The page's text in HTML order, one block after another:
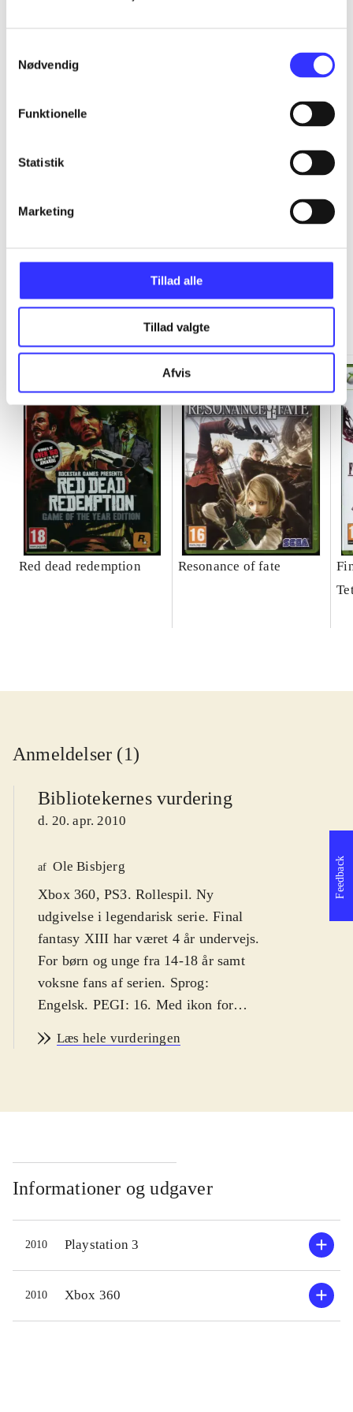
Nødvendig
Funktionelle
Statistik
Marketing
Tillad alle
Tillad valgte
Afvis
Minder om
Red dead redemption Resonance of fate
Anmeldelser (1)
Bibliotekernes vurdering
d. 20. apr. 2010
af Ole Bisbjerg
Xbox 360, PS3. Rollespil. Ny
udgivelse i legendarisk serie. Final
fantasy XIII har været 4 år undervejs.
For børn og unge fra 14-18 år samt
voksne fans af serien. Sprog:
Engelsk. PEGI: 16. Med ikon for
"Final fantasy" har siden først i
blanding af rollespil og action. Den
samme spor, og skuffer ikke.
Historien er som altid ret indviklet.
En gruppe med heltinden Lightening
og helten Snow i spidsen, kæmper
for at redde de 2 verdener Cocoon og
Pulse, som trues af magtfulde onde
kræfter. Kampene mellem heltene og
Læs hele vurderingen
Informationer og udgaver
2010 Playstation 3
2010 Xbox 360
Feedback